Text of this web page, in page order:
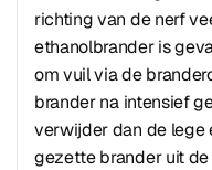
richting van de nerf
ethanolbrander is
om vuil via de
brander na intensief
verwijder dan de lege
gezette brander uit